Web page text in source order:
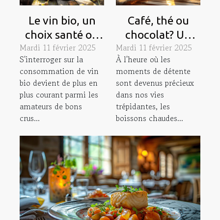
Le vin bio, un
choix santé ou
une simple
mode?
Mardi 11 février 2025
S'interroger sur la
consommation de vin
bio devient de plus en
plus courant parmi les
amateurs de bons
crus...
Café, thé ou
chocolat? Un
zoom sur les
boissons
chaudes
préférées
Mardi 11 février 2025
À l'heure où les
moments de détente
sont devenus précieux
dans nos vies
trépidantes, les
boissons chaudes...